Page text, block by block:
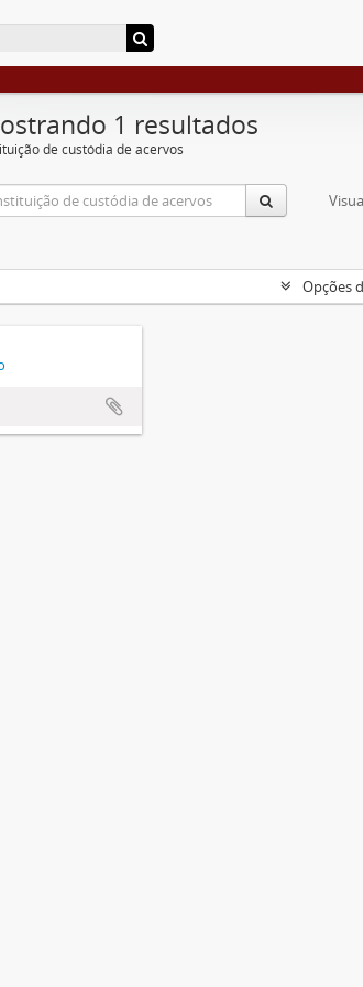
1 resultados
de custódia de acervos
Opções